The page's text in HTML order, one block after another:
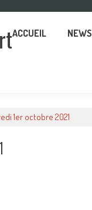
ACCUEIL
NEWS
1er octobre 2021